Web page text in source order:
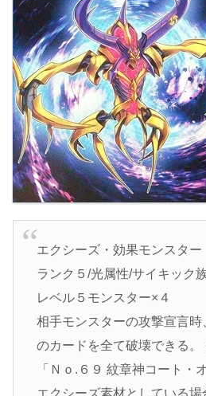
エクシーズ・効果モンスター
ランク５/光属性/サイキック
レベル５モンスター×４
相手モンスターの攻撃宣言時
のカードを全て破壊できる
「Ｎｏ.６９ 紋章神コート・